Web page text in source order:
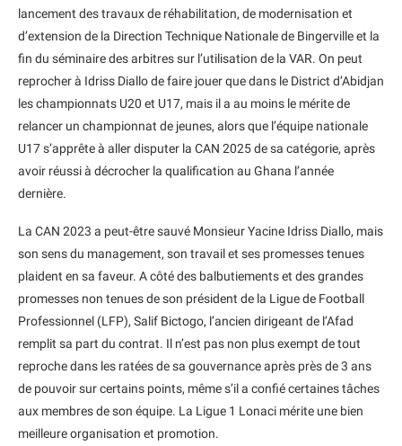
lancement des travaux de réhabilitation, de modernisation et
d’extension de la Direction Technique Nationale de Bingerville et la
fin du séminaire des arbitres sur l’utilisation de la VAR. On peut
reprocher à Idriss Diallo de faire jouer que dans le District d’Abidjan
les championnats U20 et U17, mais il a au moins le mérite de
relancer un championnat de jeunes, alors que l’équipe nationale
U17 s’apprête à aller disputer la CAN 2025 de sa catégorie, après
avoir réussi à décrocher la qualification au Ghana l’année
dernière.
La CAN 2023 a peut-être sauvé Monsieur Yacine Idriss Diallo, mais
son sens du management, son travail et ses promesses tenues
plaident en sa faveur. A côté des balbutiements et des grandes
promesses non tenues de son président de la Ligue de Football
Professionnel (LFP), Salif Bictogo, l’ancien dirigeant de l’Afad
remplit sa part du contrat. Il n’est pas non plus exempt de tout
reproche dans les ratées de sa gouvernance après près de 3 ans
de pouvoir sur certains points, même s’il a confié certaines tâches
aux membres de son équipe. La Ligue 1 Lonaci mérite une bien
meilleure organisation et promotion.